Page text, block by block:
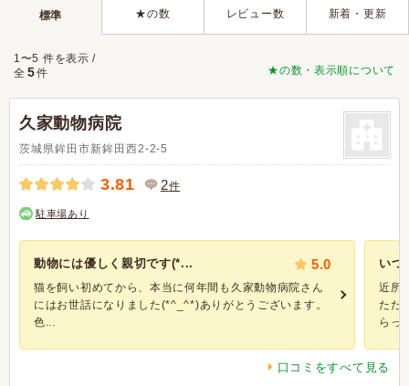
標準 ★の数 レビュー数 新着・更新
★の数・表示順について
1〜5 件を表示 /
全 5件
久家動物病院
茨城県鉾田市新鉾田西2-2-5
3.81 2件
駐車場あり
動物には優しく親切です(*... 5.0
猫を飼い初めてから、本当に何年間も久家動物病院さん
にはお世話になりました(*^_^*)ありがとうございます。
色...
いつ
近所
ただ
らっ
口コミをすべて見る